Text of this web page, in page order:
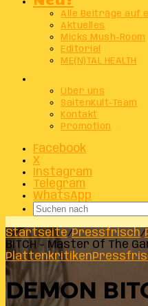
Alle Beiträge auf
Aktuelles
Micks Mush-Room
Editorial
ME(N)TAL HEALTH
Über uns
SaitenKult-Team
Kontakt
Promotion
Facebook
X
Instagram
Telegram
WhatsApp
Startseite/Pressfrisch/
BITCH – Master Of The
Plattenkritiken
DEMON